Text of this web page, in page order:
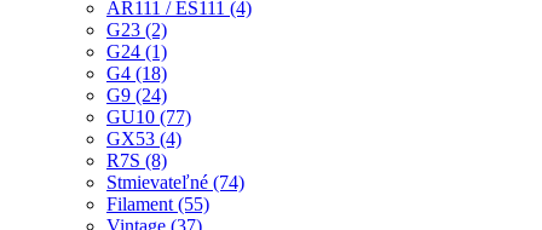
AR111 / ES111 (4)
G23 (2)
G24 (1)
G4 (18)
G9 (24)
GU10 (77)
GX53 (4)
R7S (8)
Stmievateľné (74)
Filament (55)
Vintage (37)